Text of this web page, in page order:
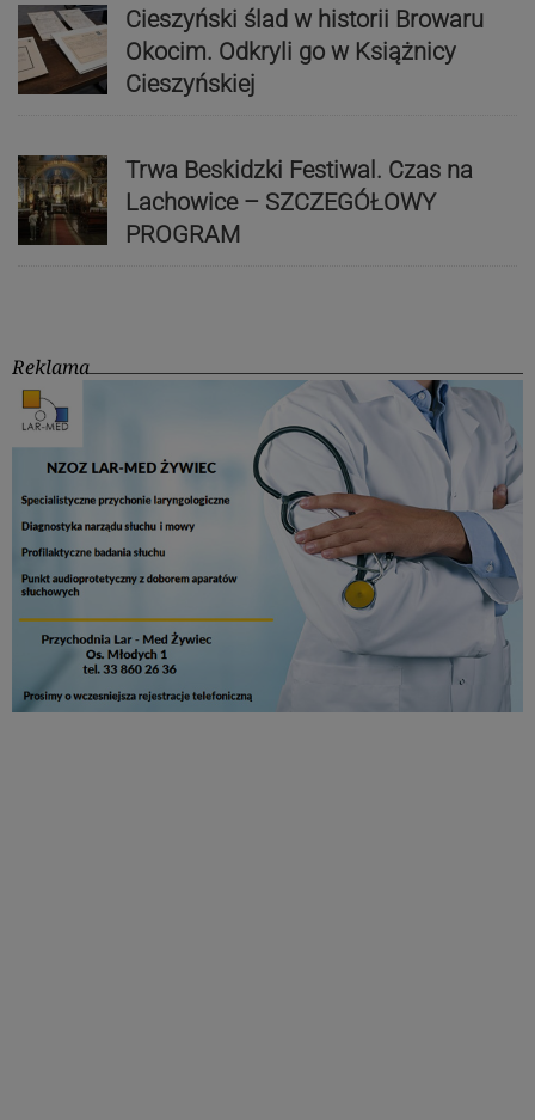
Cieszyński ślad w historii Browaru
Okocim. Odkryli go w Książnicy
Cieszyńskiej
Trwa Beskidzki Festiwal. Czas na
Lachowice – SZCZEGÓŁOWY
PROGRAM
Reklama